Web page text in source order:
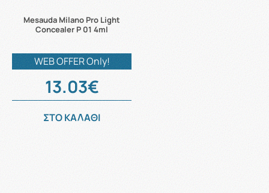
Mesauda Milano Pro Light
Concealer P 01 4ml
WEB OFFER Only!
13.03€
ΣΤΟ ΚΑΛΑΘΙ